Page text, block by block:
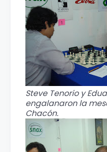
Steve Tenorio y
engalanaron la
Chacón.